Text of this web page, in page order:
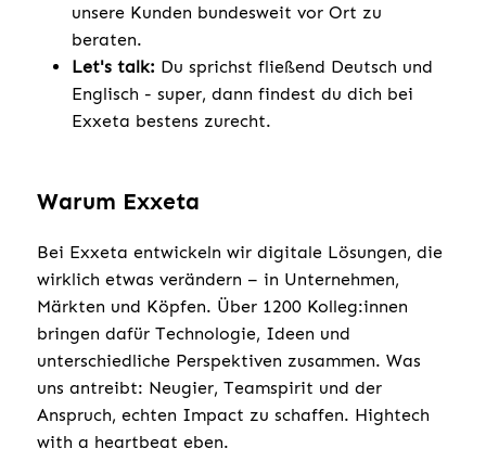
unsere Kunden bundesweit vor Ort zu
beraten.
Let's talk: Du sprichst fließend Deutsch und
Englisch - super, dann findest du dich bei
Exxeta bestens zurecht.
Warum Exxeta
Bei Exxeta entwickeln wir digitale Lösungen, die
wirklich etwas verändern – in Unternehmen,
Märkten und Köpfen. Über 1200 Kolleg:innen
bringen dafür Technologie, Ideen und
unterschiedliche Perspektiven zusammen. Was
uns antreibt: Neugier, Teamspirit und der
Anspruch, echten Impact zu schaffen. Hightech
with a heartbeat eben.